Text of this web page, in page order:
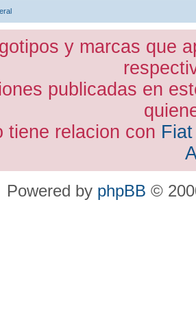
y marcas que
publicadas en
tiene relacion con
Powered by phpBB ©